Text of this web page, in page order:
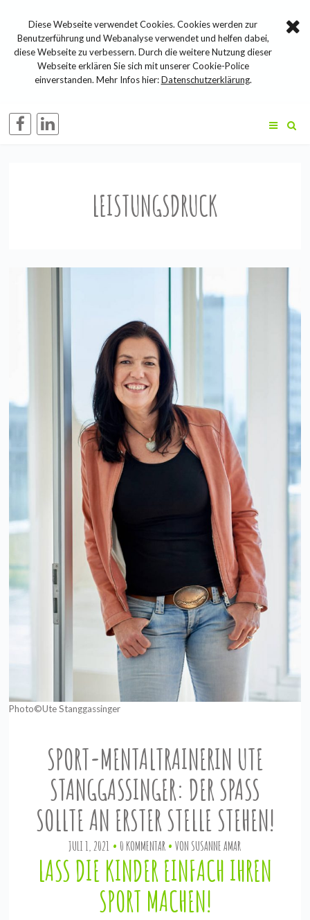
LEISTUNGSDRUCK
Photo©Ute Stanggassinger
SPORT-MENTALTRAINERIN UTE
STANGGASSINGER: DER SPASS S
OLLTE AN ERSTER STELLE STEHEN!
JULI 1, 2021 0 KOMMENTAR VON SUSANNE AMAR
LASS DIE KINDER EINFACH IHREN
SPORT MACHEN!
Diese Webseite verwendet Cookies. Cookies werden zur
Benutzerführung und Webanalyse verwendet und helfen dabei,
diese Webseite zu verbessern. Durch die weitere Nutzung dieser
Webseite erklären Sie sich mit unserer Cookie-Police
einverstanden. Mehr Infos hier:Datenschutzerklärung.